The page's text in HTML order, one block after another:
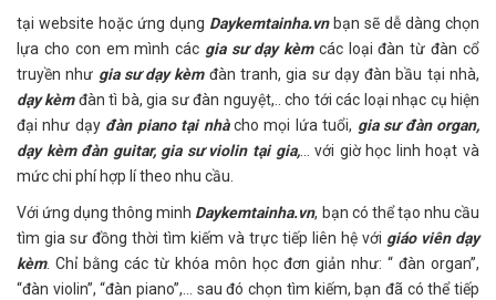
tại website hoặc ứng dụng Daykemtainha.vn bạn sẽ dễ dàng chọn
lựa cho con em mình các gia sư dạy kèmcác loại đàn từ đàn cổ
truyền như gia sư dạy kèmđàn tranh, gia sư dạy đàn bầu tại nhà,
dạy kèmđàn tì bà, gia sư đàn nguyệt,.. cho tới các loại nhạc cụ hiện
đại như dạy đàn piano tại nhàcho mọi lứa tuổi, gia sư đàn organ,
dạy kèm đàn guitar, gia sư violin tại gia,... với giờ học linh hoạt và
mức chi phí hợp lí theo nhu cầu.
Với ứng dụng thông minh Daykemtainha.vn, bạn có thể tạo nhu cầu
tìm gia sư đồng thời tìm kiếm và trực tiếp liên hệ với giáo viên dạy
kèm. Chỉ bằng các từ khóa môn học đơn giản như: “ đàn organ”,
“đàn violin”, “đàn piano”,... sau đó chọn tìm kiếm, bạn đã có thể tiếp